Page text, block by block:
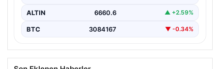
ALTIN 6660.6 ▲ +2.59%
BTC 3084167 ▼ -0.34%